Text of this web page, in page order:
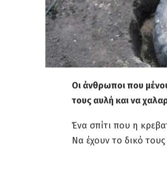
Οι άνθρωποι που
τους αυλή και να
Ένα σπίτι που η
Να έχουν το δικό